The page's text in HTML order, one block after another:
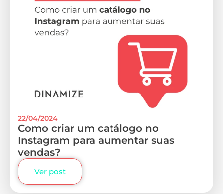
22/04/2024
Como criar um catálogo no
Instagram para aumentar suas
vendas?
Ver post